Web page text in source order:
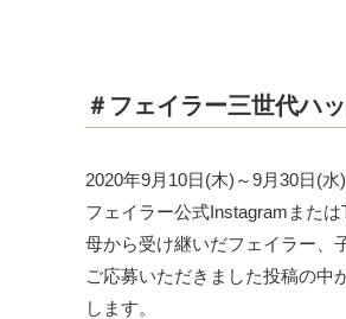
＃フェイラー三世代ハ
2020年9月10日(木)～9月30日(
フェイラー公式Instagramまた
母から受け継いだフェイラー、
ご応募いただきました投稿の中
します。